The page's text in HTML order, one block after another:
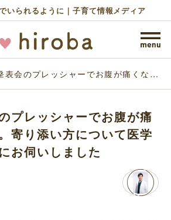
いられるように｜子育て情報メディア
表会のプレッシャーでお腹が痛くなる
しました
プレッシャーでお腹が痛
寄り添い方について医学
お伺いしました